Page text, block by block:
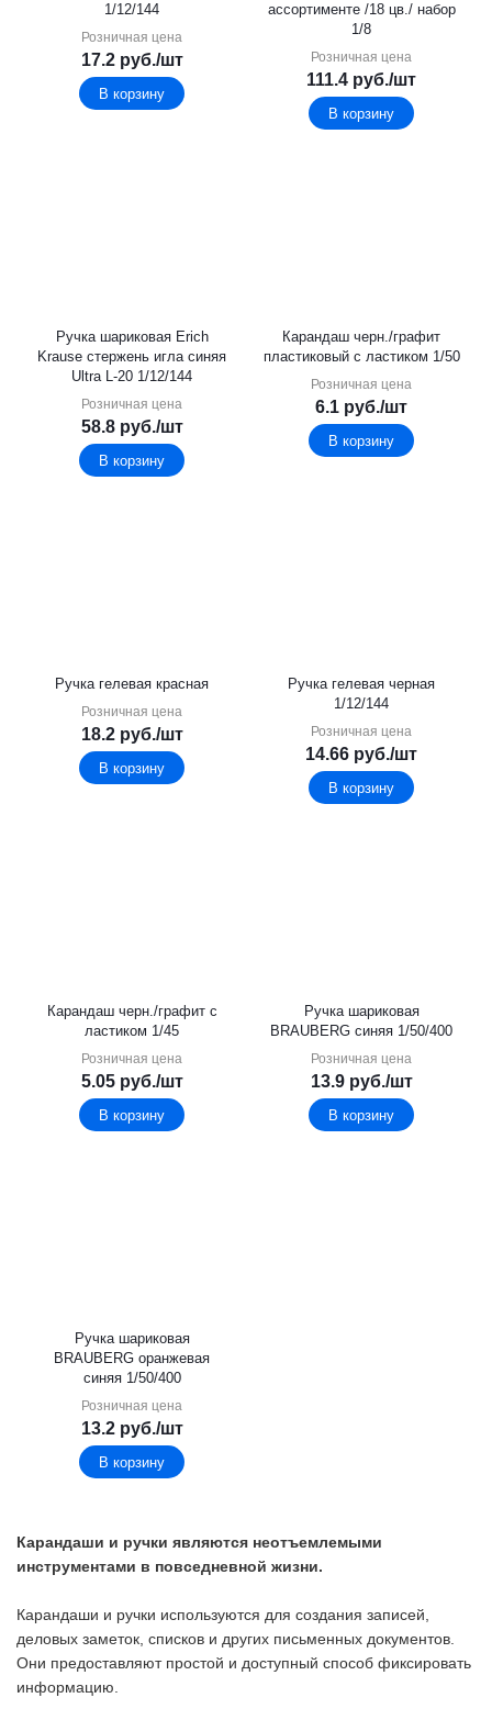
1/12/144
Розничная цена
17.2руб./шт
В корзину
ассортименте /18 цв./ набор
1/8
Розничная цена
111.4 руб./шт
В корзину
Ручка шариковая Erich
Krause стержень игла синяя
Ultra L-20 1/12/144
Розничная цена
58.8руб./шт
В корзину
Карандаш черн./графит
пластиковый с ластиком 1/50
Розничная цена
6.1 руб./шт
В корзину
Ручка гелевая красная
Розничная цена
18.2руб./шт
В корзину
Ручка гелевая черная
1/12/144
Розничная цена
14.66 руб./шт
В корзину
Карандаш черн./графит с
ластиком 1/45
Розничная цена
5.05руб./шт
В корзину
Ручка шариковая
BRAUBERG синяя 1/50/400
Розничная цена
13.9руб./шт
В корзину
Ручка шариковая
BRAUBERG oранжевая
синяя 1/50/400
Розничная цена
13.2руб./шт
В корзину
Карандаши и ручки являются неотъемлемыми
инструментами в повседневной жизни.
Карандаши и ручки используются для создания записей,
деловых заметок, списков и других письменных документов.
Они предоставляют простой и доступный способ фиксировать
информацию.